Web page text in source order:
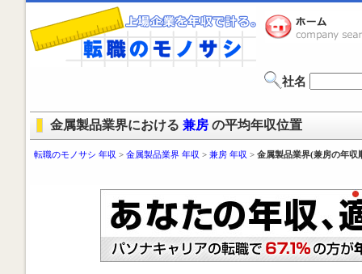
社名
金属製品業界における 兼房 の平均年収位置
転職のモノサシ 年収 > 金属製品業界 年収 > 兼房 年収 > 金属製品業界(兼房の年収